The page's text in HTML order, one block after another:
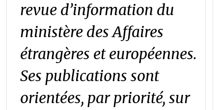
revue d’information du
ministère des Affaires
étrangères et européennes.
Ses publications sont
orientées, par priorité, sur